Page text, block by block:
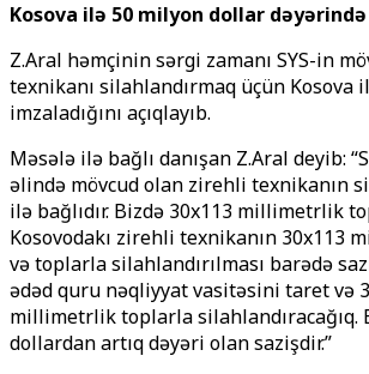
Kosova ilə 50 milyon dollar
Z.Aral həmçinin sərgi zamanı SYS-in
texnikanı silahlandırmaq üçün Kosova
imzaladığını açıqlayıb.
Məsələ ilə bağlı danışan Z.Aral deyib:
əlində mövcud olan zirehli texnikanın
ilə bağlıdır. Bizdə 30x113 millimetrlik
Kosovodakı zirehli texnikanın 30x113
və toplarla silahlandırılması barədə
ədəd quru nəqliyyat vasitəsini taret və
millimetrlik toplarla silahlandıracağıq.
dollardan artıq dəyəri olan sazişdir.”